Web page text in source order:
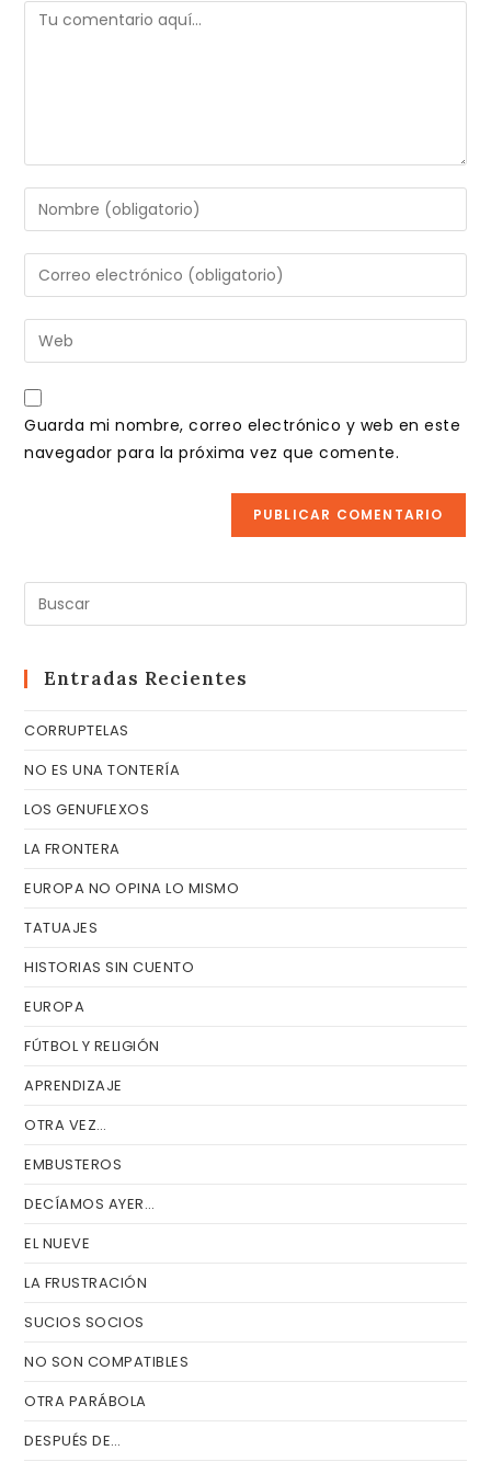
Comentario
Introduce
tu
nombre
de
usuario
para
comentar
Introduce
tu
dirección
de
electrónico
para
comentar
Introduce
la
URL
de
Guarda mi nombre, correo electrónico y web en este
navegador para la próxima vez que comente.
Entradas Recientes
CORRUPTELAS
NO ES UNA TONTERÍA
LOS GENUFLEXOS
LA FRONTERA
EUROPA NO OPINA LO MISMO
TATUAJES
HISTORIAS SIN CUENTO
EUROPA
FÚTBOL Y RELIGIÓN
APRENDIZAJE
OTRA VEZ…
EMBUSTEROS
DECÍAMOS AYER…
EL NUEVE
LA FRUSTRACIÓN
SUCIOS SOCIOS
NO SON COMPATIBLES
OTRA PARÁBOLA
DESPUÉS DE…